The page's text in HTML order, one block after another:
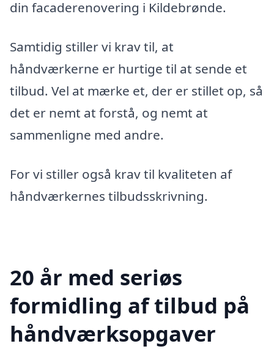
din facaderenovering i Kildebrønde.
Samtidig stiller vi krav til, at
håndværkerne er hurtige til at sende et
tilbud. Vel at mærke et, der er stillet op, så
det er nemt at forstå, og nemt at
sammenligne med andre.
For vi stiller også krav til kvaliteten af
håndværkernes tilbudsskrivning.
20 år med seriøs
formidling af tilbud på
håndværksopgaver